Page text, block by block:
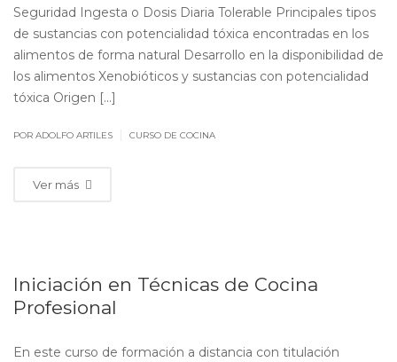
Seguridad Ingesta o Dosis Diaria Tolerable Principales tipos
de sustancias con potencialidad tóxica encontradas en los
alimentos de forma natural Desarrollo en la disponibilidad de
los alimentos Xenobióticos y sustancias con potencialidad
tóxica Origen [...]
POR ADOLFO ARTILES CURSO DE COCINA
Ver más
Iniciación en Técnicas de Cocina
Profesional
En este curso de formación a distancia con titulación